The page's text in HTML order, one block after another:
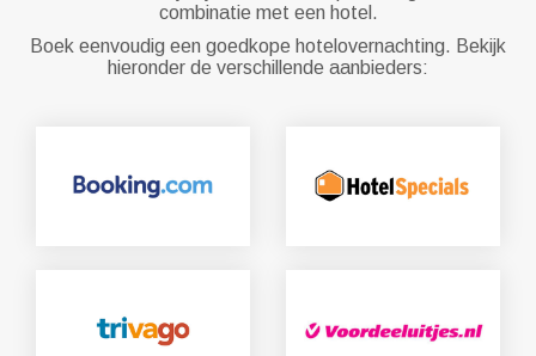
combinatie met een hotel.
Boek eenvoudig een goedkope hotelovernachting. Bekijk
hieronder de verschillende aanbieders: